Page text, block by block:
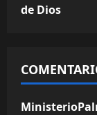
de Dios